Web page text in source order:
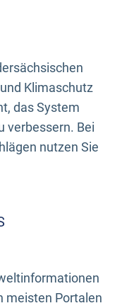
Klimaschutz
das System
verbessern. Bei
nutzen Sie
meisten Portalen